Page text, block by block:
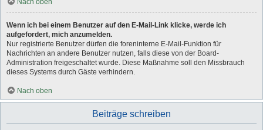
Nach oben
Wenn ich bei einem Benutzer auf den E-Mail-Link klicke, werde ich
aufgefordert, mich anzumelden.
Nur registrierte Benutzer dürfen die foreninterne E-Mail-Funktion für
Nachrichten an andere Benutzer nutzen, falls diese von der Board-
Administration freigeschaltet wurde. Diese Maßnahme soll den Missbrauch
dieses Systems durch Gäste verhindern.
Nach oben
Beiträge schreiben